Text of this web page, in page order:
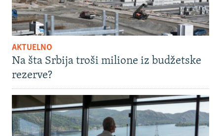
AKTUELNO
Na šta Srbija troši milione iz budžetske
rezerve?